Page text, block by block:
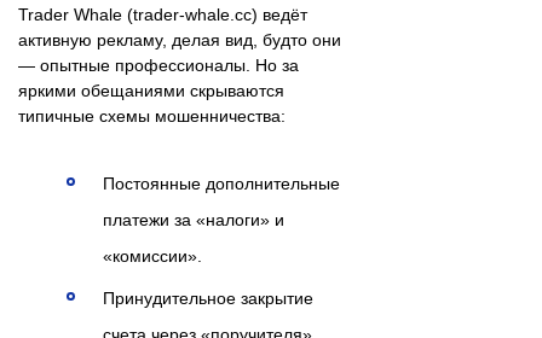
Trader Whale (trader-whale.cc) ведёт
активную рекламу, делая вид, будто они
— опытные профессионалы. Но за
яркими обещаниями скрываются
типичные схемы мошенничества:
Постоянные дополнительные
платежи за «налоги» и
«комиссии».
Принудительное закрытие
счета через «поручителя».